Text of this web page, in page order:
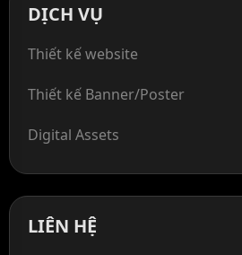
DỊCH VỤ
Thiết kế website
Thiết kế Banner/Poster
Digital Assets
LIÊN HỆ